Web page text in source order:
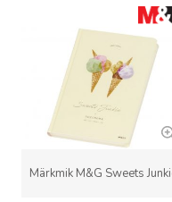
Märkmik M&G Sweets